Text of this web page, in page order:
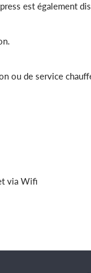
est également
ou de service
via Wifi